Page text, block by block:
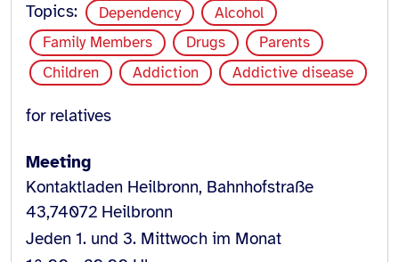
Topics: Dependency
Alcohol
Family Members
Drugs
Parents
Children
Addiction Addictive disease
for relatives
Meeting
Kontaktladen Heilbronn, Bahnhofstraße
43,74072 Heilbronn
Jeden 1. und 3. Mittwoch im Monat